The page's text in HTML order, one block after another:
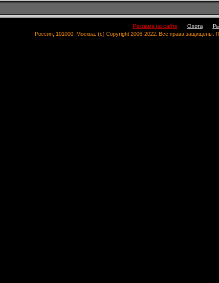
Реклама на сайте Охота
Россия, 101000, Москва. (c) Copyright 2006-2022. Все права защищены.